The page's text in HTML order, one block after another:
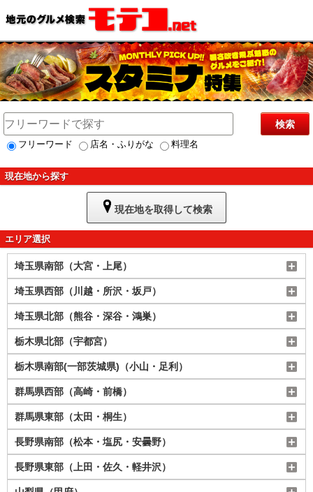
検索
フリーワード 店名・ふりがな 料理名
現在地から探す
現在地を取得して検索
エリア選択
埼玉県南部（大宮・上尾）
埼玉県西部（川越・所沢・坂戸）
埼玉県北部（熊谷・深谷・鴻巣）
栃木県北部（宇都宮）
栃木県南部(一部茨城県)（小山・足利）
群馬県西部（高崎・前橋）
群馬県東部（太田・桐生）
長野県南部（松本・塩尻・安曇野）
長野県東部（上田・佐久・軽井沢）